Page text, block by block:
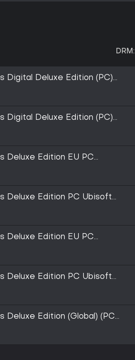
DRM:
Digital Deluxe Edition (PC)
Digital Deluxe Edition (PC)
Deluxe Edition EU PC
Deluxe Edition PC Ubisoft
Deluxe Edition EU PC
Deluxe Edition PC Ubisoft
Deluxe Edition (Global) (PC)
Key